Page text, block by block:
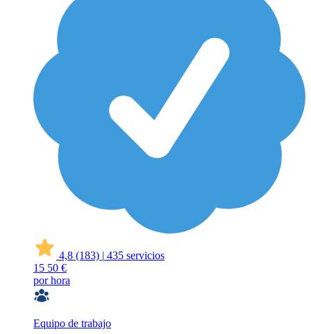
4,8 (183) | 435 servicios
15 50 €
por hora
Equipo de trabajo